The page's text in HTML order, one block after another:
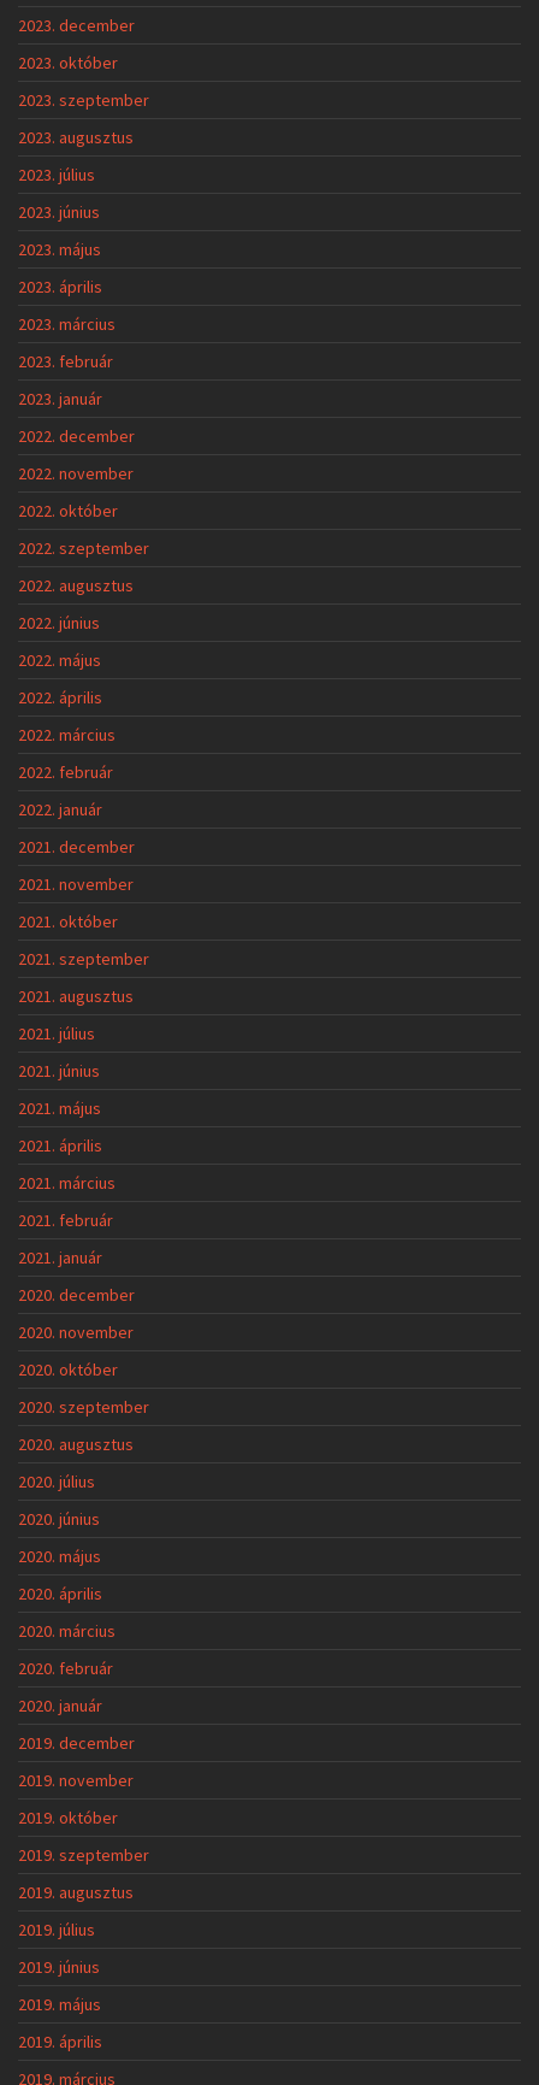
2023. december
2023. október
2023. szeptember
2023. augusztus
2023. július
2023. június
2023. május
2023. április
2023. március
2023. február
2023. január
2022. december
2022. november
2022. október
2022. szeptember
2022. augusztus
2022. június
2022. május
2022. április
2022. március
2022. február
2022. január
2021. december
2021. november
2021. október
2021. szeptember
2021. augusztus
2021. július
2021. június
2021. május
2021. április
2021. március
2021. február
2021. január
2020. december
2020. november
2020. október
2020. szeptember
2020. augusztus
2020. július
2020. június
2020. május
2020. április
2020. március
2020. február
2020. január
2019. december
2019. november
2019. október
2019. szeptember
2019. augusztus
2019. július
2019. június
2019. május
2019. április
2019. március